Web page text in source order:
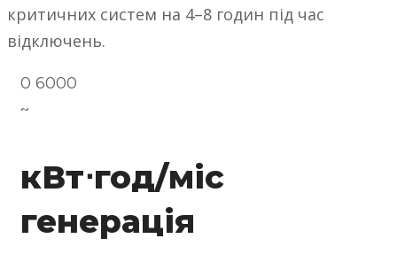
критичних систем на 4–8 годин під час
відключень.
0 6000
~
кВт⋅год/міс
генерація